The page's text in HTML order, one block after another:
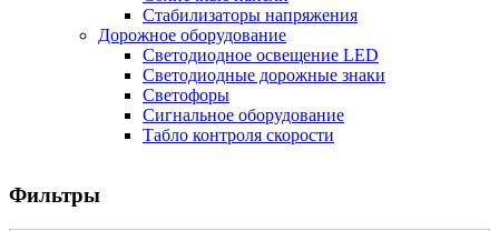
Стабилизаторы напряжения
Дорожное оборудование
Светодиодное освещение LED
Светодиодные дорожные знаки
Светофоры
Сигнальное оборудование
Табло контроля скорости
Фильтры